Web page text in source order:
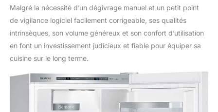
Malgré la nécessité d’un dégivrage manuel et un petit point
de vigilance logiciel facilement corrigeable, ses qualités
intrinsèques, son volume généreux et son confort d’utilisation
en font un investissement judicieux et fiable pour équiper sa
cuisine sur le long terme.